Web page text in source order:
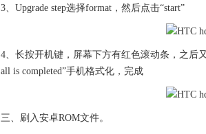
3、Upgrade step选择format，然后点击“start”
4、长按开机键，屏幕下方有红色滚动条，之后
all is completed”手机格式化，完成
三、刷入安卓ROM文件。